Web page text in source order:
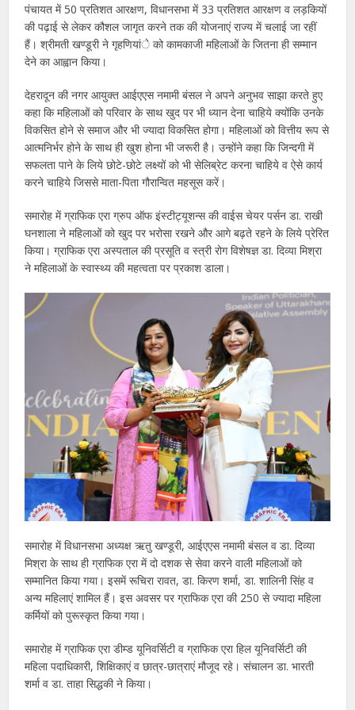
पंचायत में 50 प्रतिशत आरक्षण, विधानसभा में 33 प्रतिशत आरक्षण व लड़कियों
की पढ़ाई से लेकर कौशल जागृत करने तक की योजनाएं राज्य में चलाई जा रहीं
हैं। श्रीमती खण्डूरी ने गृहणियांे को कामकाजी महिलाओं के जितना ही सम्मान
देने का आह्वान किया।
देहरादून की नगर आयुक्त आईएएस नमामी बंसल ने अपने अनुभव साझा करते हुए
कहा कि महिलाओं को परिवार के साथ खुद पर भी ध्यान देना चाहिये क्योंकि उनके
विकसित होने से समाज और भी ज्यादा विकसित होगा। महिलाओं को वित्तीय रूप से
आत्मनिर्भर होने के साथ ही खुश होना भी जरूरी है। उन्होंने कहा कि जिन्दगी में
सफलता पाने के लिये छोटे-छोटे लक्ष्यों को भी सेलिब्रेट करना चाहिये व ऐसे कार्य
करने चाहिये जिससे माता-पिता गौरान्वित महसूस करें।
समारोह में ग्राफिक एरा ग्रुप ऑफ इंस्टीट्यूशन्स की वाईस चेयर पर्सन डा. राखी
घनशाला ने महिलाओं को खुद पर भरोसा रखने और आगे बढ़ते रहने के लिये प्रेरित
किया। ग्राफिक एरा अस्पताल की प्रसूति व स्त्री रोग विशेषज्ञ डा. दिव्या मिश्रा
ने महिलाओं के स्वास्थ्य की महत्वता पर प्रकाश डाला।
समारोह में विधानसभा अध्यक्ष ऋतु खण्डूरी, आईएएस नमामी बंसल व डा. दिव्या
मिश्रा के साथ ही ग्राफिक एरा में दो दशक से सेवा करने वाली महिलाओं को
सम्मानित किया गया। इसमें रूचिरा रावत, डा. किरण शर्मा, डा. शालिनी सिंह व
अन्य महिलाएं शामिल हैं। इस अवसर पर ग्राफिक एरा की 250 से ज्यादा महिला
कर्मियों को पुरूस्कृत किया गया।
समारोह में ग्राफिक एरा डीम्ड यूनिवर्सिटी व ग्राफिक एरा हिल यूनिवर्सिटी की
महिला पदाधिकारी, शिक्षिकाएं व छात्र-छात्राएं मौजूद रहे। संचालन डा. भारती
शर्मा व डा. ताहा सिद्धकी ने किया।